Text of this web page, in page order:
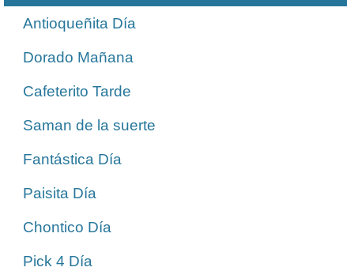
Antioqueñita Día
Dorado Mañana
Cafeterito Tarde
Saman de la suerte
Fantástica Día
Paisita Día
Chontico Día
Pick 4 Día